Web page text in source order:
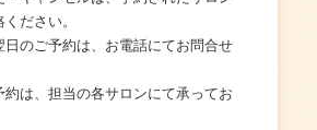
ださい。
日のご予約は、お電話にてお問合せ
約は、担当の各サロンにて承ってお